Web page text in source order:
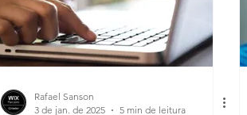
Rafael Sanson
3 de jan. de 2025
5 min de leitura